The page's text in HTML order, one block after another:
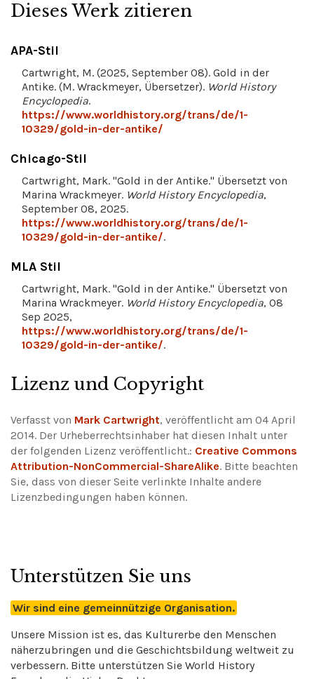
Dieses Werk zitieren
APA-Stil
Cartwright, M. (2025, September 08). Gold in der
Antike. (M. Wrackmeyer, Übersetzer). World History
Encyclopedia.
https://www.worldhistory.org/trans/de/1-
10329/gold-in-der-antike/
Chicago-Stil
Cartwright, Mark. "Gold in der Antike." Übersetzt von
Marina Wrackmeyer. World History Encyclopedia,
September 08, 2025.
https://www.worldhistory.org/trans/de/1-
10329/gold-in-der-antike/.
MLA Stil
Cartwright, Mark. "Gold in der Antike." Übersetzt von
Marina Wrackmeyer. World History Encyclopedia, 08
Sep 2025,
https://www.worldhistory.org/trans/de/1-
10329/gold-in-der-antike/.
Lizenz und Copyright
Verfasst von Mark Cartwright, veröffentlicht am 04 April
2014. Der Urheberrechtsinhaber hat diesen Inhalt unter
der folgenden Lizenz veröffentlicht.: Creative Commons
Attribution-NonCommercial-ShareAlike. Bitte beachten
Sie, dass von dieser Seite verlinkte Inhalte andere
Lizenzbedingungen haben können.
Unterstützen Sie uns
Wir sind eine gemeinnützige Organisation.
Unsere Mission ist es, das Kulturerbe den Menschen
näherzubringen und die Geschichtsbildung weltweit zu
verbessern. Bitte unterstützen Sie World History